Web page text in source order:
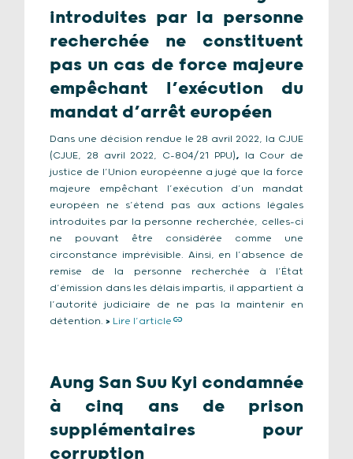
introduites par la personne
recherchée ne constituent
pas un cas de force majeure
empêchant l’exécution du
mandat d’arrêt européen
Dans une décision rendue le 28 avril 2022, la CJUE
(CJUE, 28 avril 2022, C-804/21 PPU), la Cour de
justice de l’Union européenne a jugé que la force
majeure empêchant l’exécution d’un mandat
européen ne s’étend pas aux actions légales
introduites par la personne recherchée, celles-ci
ne pouvant être considérée comme une
circonstance imprévisible. Ainsi, en l’absence de
remise de la personne recherchée à l’État
d’émission dans les délais impartis, il appartient à
l’autorité judiciaire de ne pas la maintenir en
détention. > Lire l’article
Aung San Suu Kyi condamnée
à cinq ans de prison
supplémentaires pour
corruption